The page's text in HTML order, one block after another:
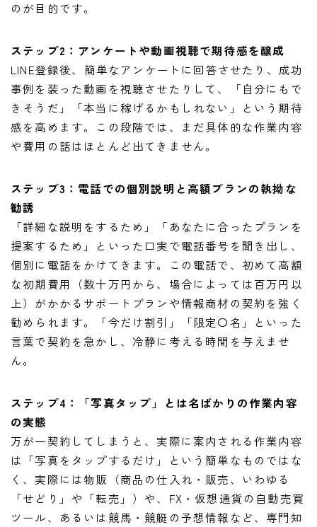
のが目的です。
ステップ2：アンケートや動画視聴で期待感を醸成
LINE登録後、簡単なアンケートに回答させたり、成功
事例を装った動画を視聴させたりして、「自分にもで
きそうだ」「本当に稼げるかもしれない」という期待
感を高めます。この段階では、まだ具体的な作業内容
や費用の話はほとんど出てきません。
ステップ3：電話での個別説明と高額プランの執拗な
勧誘
「詳細な説明をするため」「あなたに合ったプランを
提案するため」といった口実で電話番号を聞き出し、
個別に電話をかけてきます。この電話で、初めて高額
な初期費用（数十万円から、場合によっては百万円以
上）がかかるサポートプランや情報商材の契約を強く
勧められます。「今だけ割引」「限定〇名」といった
言葉で契約を急かし、冷静に考える時間を与えませ
ん。
ステップ4：「写真タップ」とは名ばかりの作業内容
の実態
万が一契約してしまうと、実際に案内される作業内容
は「写真をタップするだけ」という簡単なものではな
く、実際には物販（商品の仕入れ・販売、いわゆる
「せどり」や「転売」）や、FX・仮想通貨の自動売買
ツール、あるいは競馬・競艇の予想情報など、専門知